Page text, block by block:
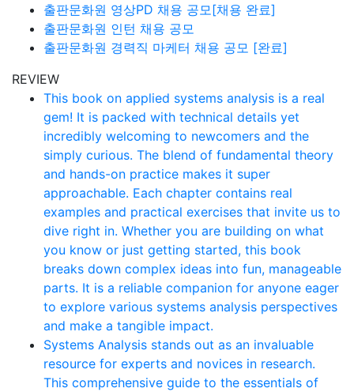
출판문화원 영상PD 채용 공모[채용 완료]
출판문화원 인턴 채용 공모
출판문화원 경력직 마케터 채용 공모 [완료]
REVIEW
This book on applied systems analysis is a real
gem! It is packed with technical details yet
incredibly welcoming to newcomers and the
simply curious. The blend of fundamental theory
and hands-on practice makes it super
approachable. Each chapter contains real
examples and practical exercises that invite us to
dive right in. Whether you are building on what
you know or just getting started, this book
breaks down complex ideas into fun, manageable
parts. It is a reliable companion for anyone eager
to explore various systems analysis perspectives
and make a tangible impact.
Systems Analysis stands out as an invaluable
resource for experts and novices in research.
This comprehensive guide to the essentials of